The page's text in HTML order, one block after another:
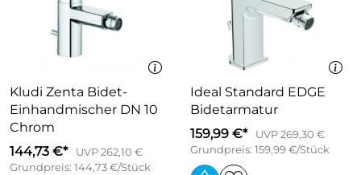
Kludi Zenta Bidet-
Einhandmischer DN 10
Chrom
144,73 €*
UVP 262,10 €
Grundpreis: 144,73 €/Stück
Ideal Standard EDGE
Bidetarmatur
159,99 €*
UVP 269,30 €
Grundpreis: 159,99 €/Stück